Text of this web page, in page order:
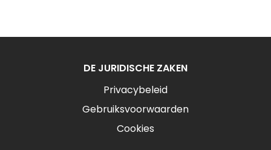
DE JURIDISCHE ZAKEN
Privacybeleid
Gebruiksvoorwaarden
Cookies